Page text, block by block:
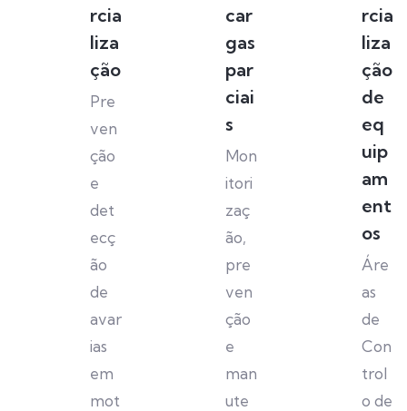
rcia
liza
ção
Pre
ven
ção
e
det
ecç
ão
de
avar
ias
em
mot
car
gas
par
ciai
s
Mon
itori
zaç
ão,
pre
ven
ção
e
man
ute
rcia
liza
ção
de
eq
uip
am
ent
os
Áre
as
de
Con
trol
o de